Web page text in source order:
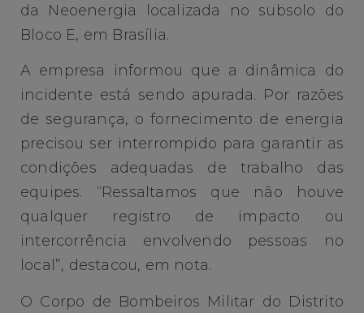
da Neoenergia localizada no subsolo do
Bloco E, em Brasília.
A empresa informou que a dinâmica do
incidente está sendo apurada. Por razões
de segurança, o fornecimento de energia
precisou ser interrompido para garantir as
condições adequadas de trabalho das
equipes. “Ressaltamos que não houve
qualquer registro de impacto ou
intercorrência envolvendo pessoas no
local”, destacou, em nota.
O Corpo de Bombeiros Militar do Distrito